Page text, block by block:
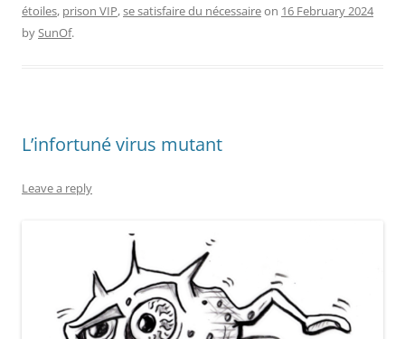
étoiles, prison VIP,se satisfaire du nécessaireon 16 February 2024
bySunOf.
L’infortuné virus mutant
Leave a reply